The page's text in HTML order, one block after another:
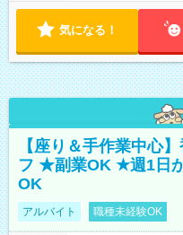
気になる！
【座り＆手作業中心
フ ★副業OK ★週1日
OK
アルバイト 職種未経験OK